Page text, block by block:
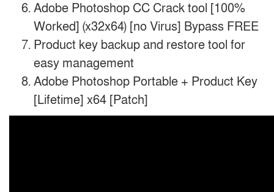
Adobe Photoshop CC Crack tool [100%
Worked] (x32x64) [no Virus] Bypass FREE
Product key backup and restore tool for
easy management
Adobe Photoshop Portable + Product Key
[Lifetime] x64 [Patch]